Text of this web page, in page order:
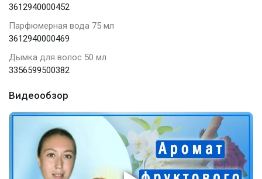
3612940000452
Парфюмерная вода 75 мл
3612940000469
Дымка для волос 50 мл
3356599500382
Видеообзор